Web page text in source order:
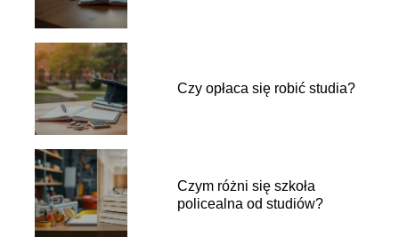
Czy opłaca się robić studia?
Czym różni się szkoła
policealna od studiów?